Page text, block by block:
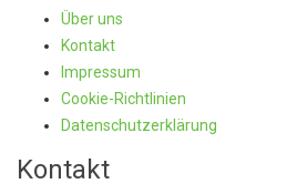
Über uns
Kontakt
Impressum
Cookie-Richtlinien
Datenschutzerklärung
Kontakt